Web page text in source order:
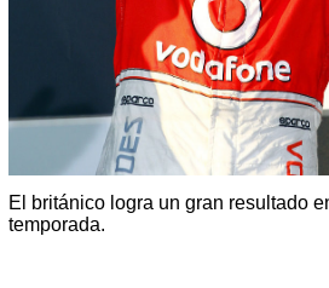
El británico logra un gran resultado
temporada.